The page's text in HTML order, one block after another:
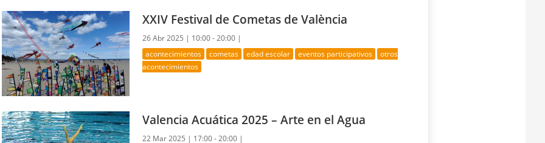
XXIV Festival de Cometas de València
26 Abr 2025 | 10:00 - 20:00 |
acontecimientos cometas edad escolar eventos participativos
otros
acontecimientos
Valencia Acuática 2025 – Arte en el Agua
22 Mar 2025 | 17:00 - 20:00 |